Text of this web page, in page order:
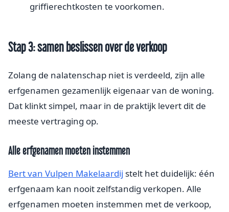
griffierechtkosten te voorkomen.
Stap 3: samen beslissen over de verkoop
Zolang de nalatenschap niet is verdeeld, zijn alle
erfgenamen gezamenlijk eigenaar van de woning.
Dat klinkt simpel, maar in de praktijk levert dit de
meeste vertraging op.
Alle erfgenamen moeten instemmen
Bert van Vulpen Makelaardij stelt het duidelijk: één
erfgenaam kan nooit zelfstandig verkopen. Alle
erfgenamen moeten instemmen met de verkoop,